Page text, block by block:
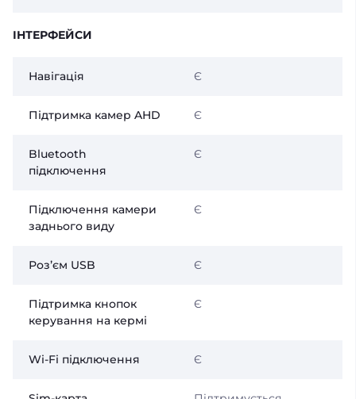
ІНТЕРФЕЙСИ
Навігація Є
Підтримка камер AHD Є
Bluetooth
підключення
Є
Підключення камери
заднього виду
Є
Розʼєм USB Є
Підтримка кнопок
керування на кермі
Є
Wi-Fi підключення Є